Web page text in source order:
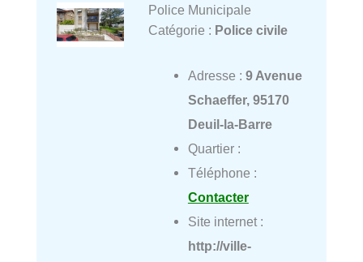
Police Municipale
Catégorie : Police civile
Adresse : 9 Avenue
Schaeffer, 95170
Deuil-la-Barre
Quartier :
Téléphone :
Contacter
Site internet :
http://ville-